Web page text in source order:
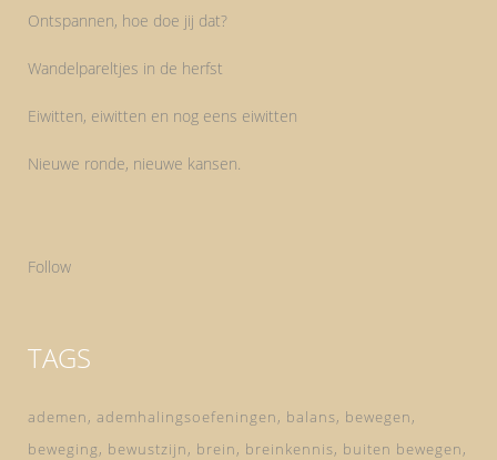
Ontspannen, hoe doe jij dat?
Wandelpareltjes in de herfst
Eiwitten, eiwitten en nog eens eiwitten
Nieuwe ronde, nieuwe kansen.
Follow
TAGS
ademen ademhalingsoefeningen balans bewegen
beweging
bewustzijn brein breinkennis buiten bewegen